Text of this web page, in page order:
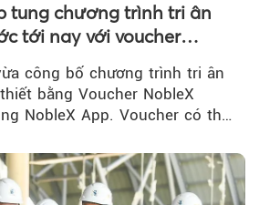
tung chương trình tri ân
tới nay với voucher
khách hàng thân thiết
công bố chương trình tri ân
bằng Voucher NobleX
NobleX App. Voucher có thể